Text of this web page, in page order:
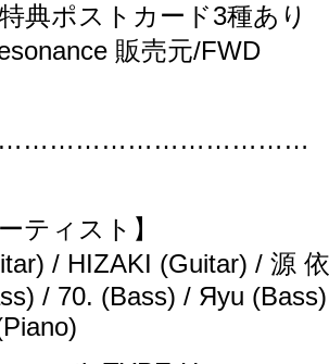
典ポストカード3種あり
販売元/FWD
ティスト】
/ HIZAKI (Guitar) / 源
/ 70. (Bass) / Яyu